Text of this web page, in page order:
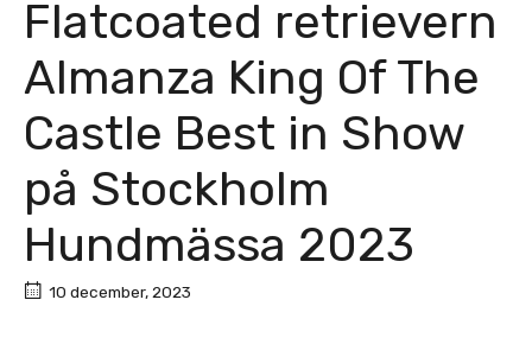
Flatcoated retrievern
Almanza King Of The
Castle Best in Show
på Stockholm
Hundmässa 2023
10 december, 2023